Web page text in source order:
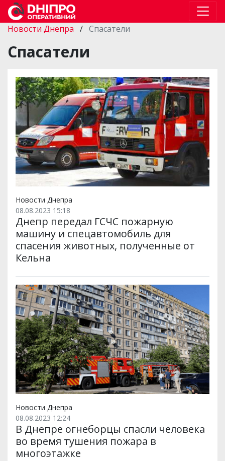
Новости Днепра / Спасатели
Спасатели
Новости Днепра
08.08.2023 15:18
Днепр передал ГСЧС пожарную
машину и спецавтомобиль для
спасения животных, полученные от
Кельна
Новости Днепра
08.08.2023 12:24
В Днепре огнеборцы спасли человека
во время тушения пожара в
многоэтажке